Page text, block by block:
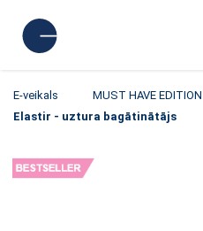
E-veikals
MUST HAVE EDITION
Elastir - uztura bagātinātājs